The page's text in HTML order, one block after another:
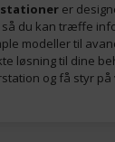
er
så du kan træffe
modeller til
løsning til dine
og få styr